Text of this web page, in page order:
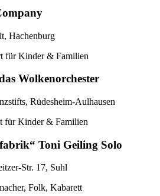
Hachenburg
für Kinder & Familien
Wolkenorchester
Rüdesheim-Aulhausen
für Kinder & Familien
Toni Geiling Solo
Str. 17, Suhl
Folk, Kabarett